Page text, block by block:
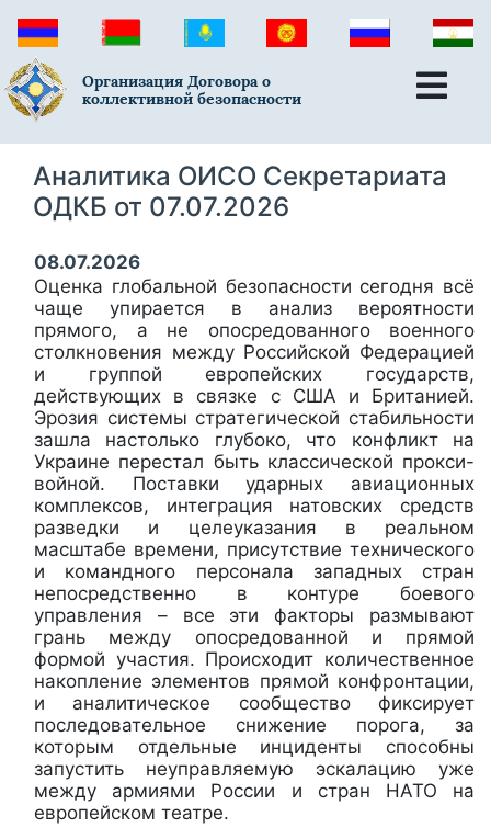
Организация Договора о
коллективной безопасности
Аналитика ОИСО Секретариата
ОДКБ от 07.07.2026
08.07.2026
Оценка глобальной безопасности сегодня всё
чаще упирается в анализ вероятности
прямого, а не опосредованного военного
столкновения между Российской Федерацией
и группой европейских государств,
действующих в связке с США и Британией.
Эрозия системы стратегической стабильности
зашла настолько глубоко, что конфликт на
Украине перестал быть классической прокси-
войной. Поставки ударных авиационных
комплексов, интеграция натовских средств
разведки и целеуказания в реальном
масштабе времени, присутствие технического
и командного персонала западных стран
непосредственно в контуре боевого
управления – все эти факторы размывают
грань между опосредованной и прямой
формой участия. Происходит количественное
накопление элементов прямой конфронтации,
и аналитическое сообщество фиксирует
последовательное снижение порога, за
которым отдельные инциденты способны
запустить неуправляемую эскалацию уже
между армиями России и стран НАТО на
европейском театре.